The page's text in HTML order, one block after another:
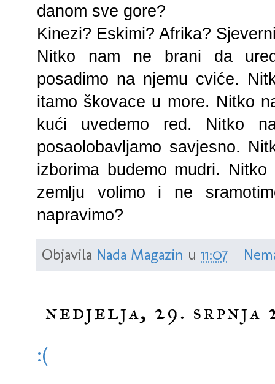
danom sve gore?
Kinezi? Eskimi? Afrika?
Nitko nam ne brani da
posadimo na njemu cviće.
itamo škovace u more. Nitko
kući uvedemo red. Nitko
posaolobavljamo savjesno.
izborima budemo mudri.
zemlju volimo i ne
napravimo?
Objavila Nada Magazin u 11:07
nedjelja, 29. srpnja
:(